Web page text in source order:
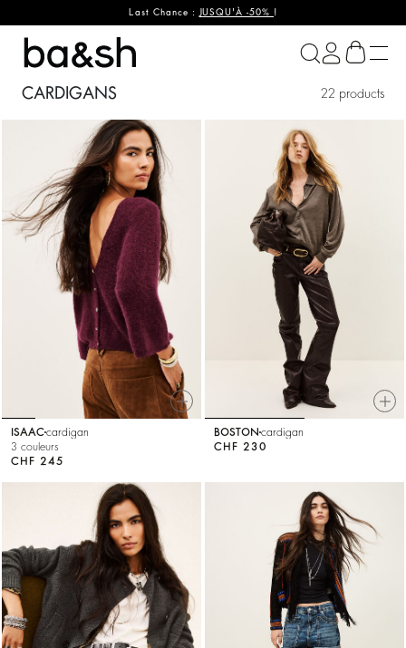
Last Chance :JUSQU'À -50% !
ba&sh
CARDIGANS 22 products
ISAACcardigan
3 couleurs
CHF 245
BOSTON cardigan
CHF 230